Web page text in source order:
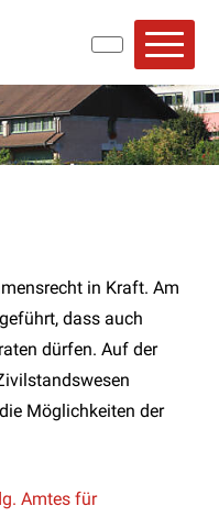
in Kraft. Am
dass auch
dürfen. Auf der
Möglichkeiten der
Amtes für